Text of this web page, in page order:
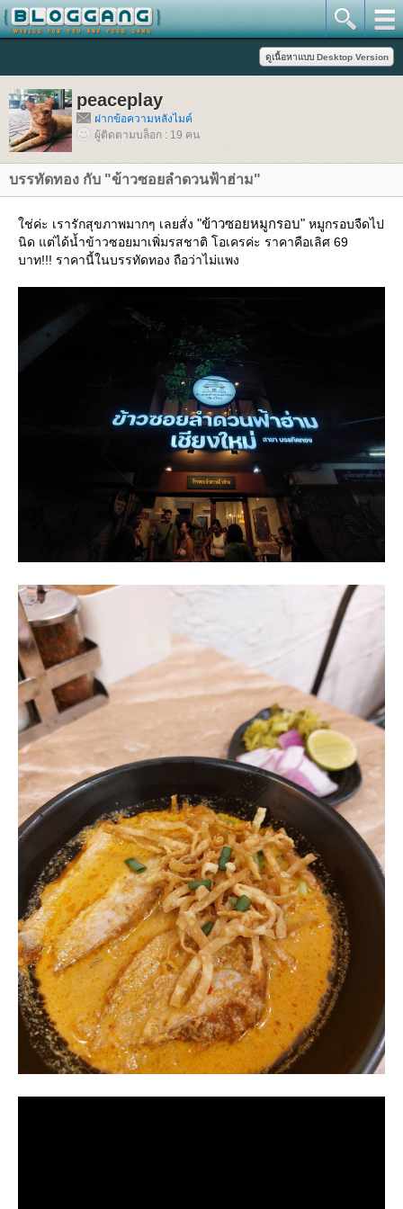
peaceplay
ฝากข้อความหลังไมค์
ผู้ติดตามบล็อก : 19 คน
บรรทัดทอง กับ "ข้าวซอยลําดวนฟ้าฮ่าม"
ช่ค่ะ เรารักสุขภาพมากๆ เลยสั่ง "ข้าวซอยหมูกรอบ" หมูกรอบจืดไป
นิด แต่ได้น้ำข้าวซอยมาเพิ่มรสชาติ โอเครค่ะ ราคาคือเลิศ 69
บาท!!! ราคานี้ในบรรทัดทอง ถือว่าไม่แพง